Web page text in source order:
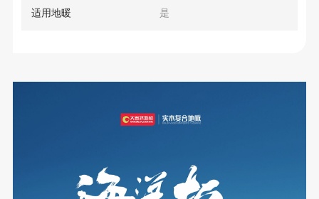
适用地暖 是